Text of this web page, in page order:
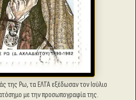
της Ρω, τα ΕΛΤΑ εξέδωσαν τον Ιούλιο
με την προσωπογραφία της.